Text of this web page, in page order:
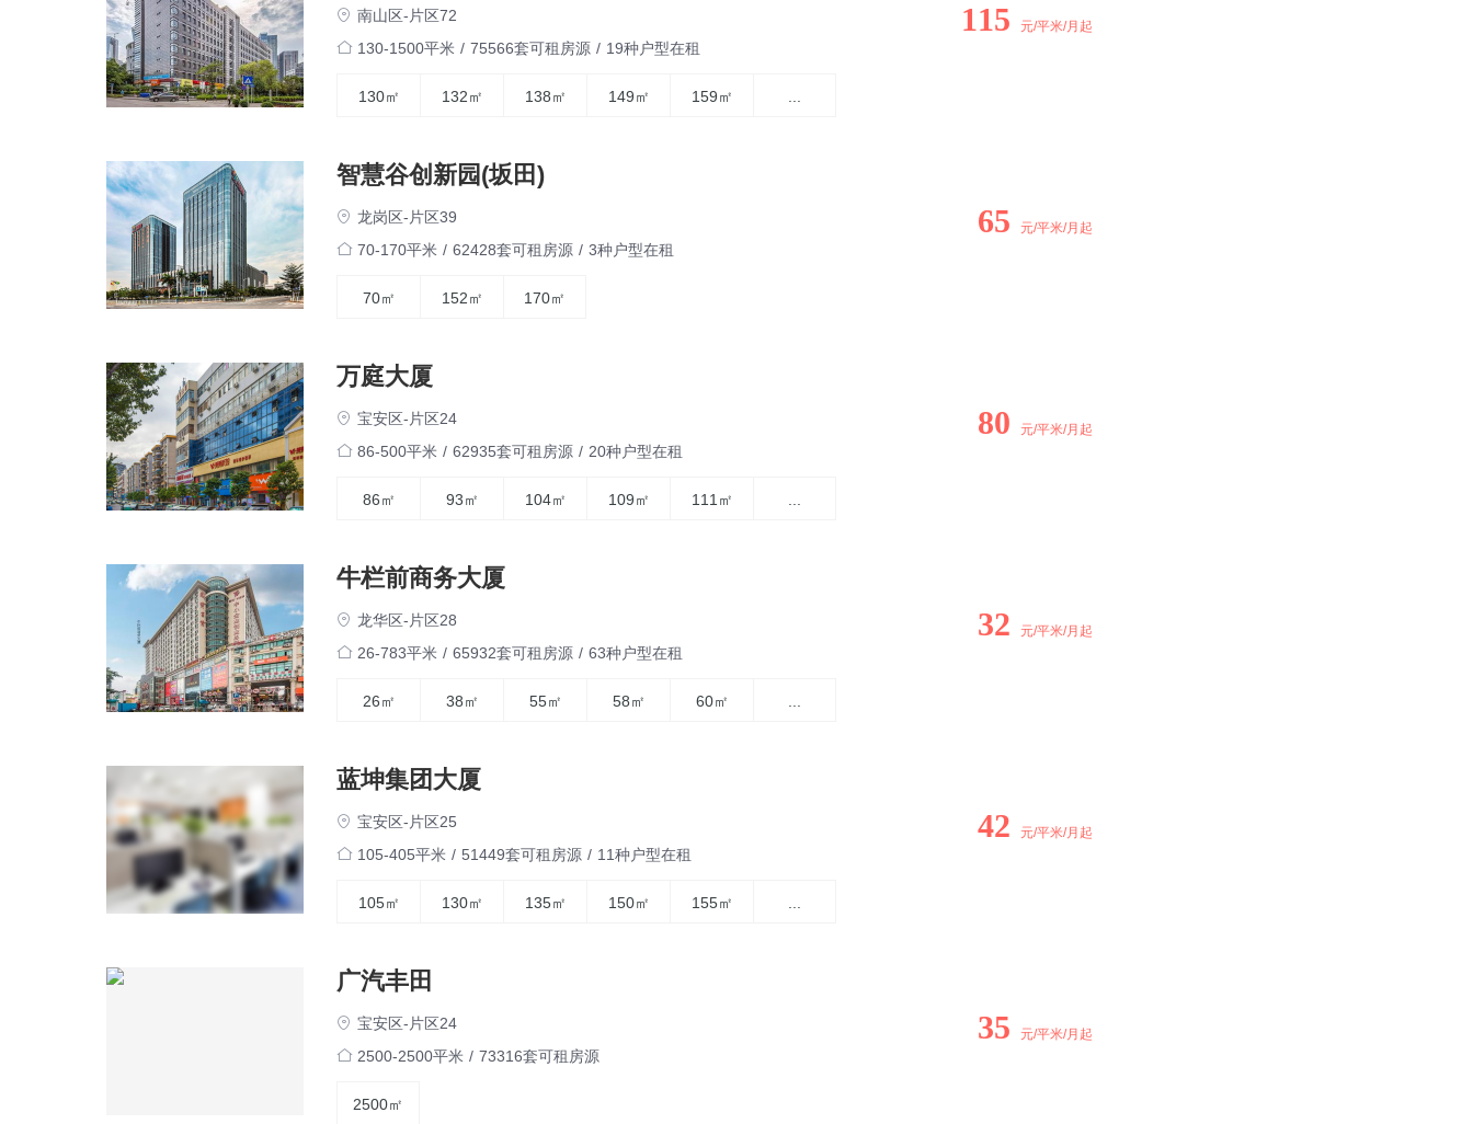
南山区-片区72
130-1500平米 / 75566套可租房源 / 19种户型在租
130㎡ 132㎡ 138㎡ 149㎡ 159㎡
115 元/平米/月起
智慧谷创新园(坂田)
龙岗区-片区39
70-170平米 / 62428套可租房源 / 3种户型在租
70㎡ 152㎡ 170㎡
65 元/平米/月起
万庭大厦
宝安区-片区24
86-500平米 / 62935套可租房源 / 20种户型在租
86㎡ 93㎡ 104㎡ 109㎡ 111㎡
80 元/平米/月起
牛栏前商务大厦
龙华区-片区28
26-783平米 / 65932套可租房源 / 63种户型在租
26㎡ 38㎡ 55㎡ 58㎡ 60㎡
32 元/平米/月起
蓝坤集团大厦
宝安区-片区25
105-405平米 / 51449套可租房源 / 11种户型在租
105㎡ 130㎡ 135㎡ 150㎡ 155㎡
42 元/平米/月起
广汽丰田
宝安区-片区24
2500-2500平米 / 73316套可租房源
2500㎡
35 元/平米/月起